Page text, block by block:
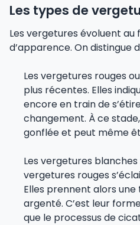
Les types de
Les vergetures évoluent
d’apparence. On distingue
Les vergetures rouges
plus récentes. Elles
encore en train de
changement. À ce
gonflée et peut même
Les vergetures
vergetures rouges
Elles prennent alors
argenté. C’est leur
que le processus de